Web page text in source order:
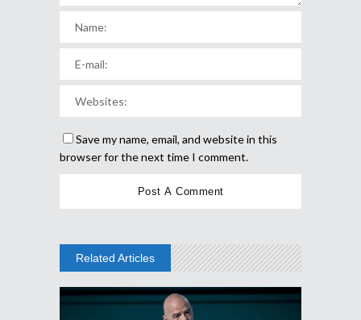
Save my name, email, and website in this
browser for the next time I comment.
Related Articles